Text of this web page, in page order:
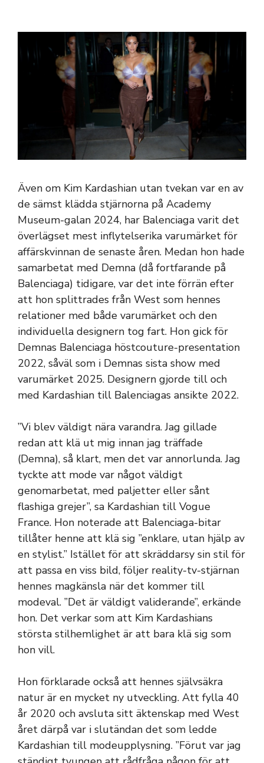
Även om Kim Kardashian utan tvekan var en av
de sämst klädda stjärnorna på Academy
Museum-galan 2024, har Balenciaga varit det
överlägset mest inflytelserika varumärket för
affärskvinnan de senaste åren. Medan hon hade
samarbetat med Demna (då fortfarande på
Balenciaga) tidigare, var det inte förrän efter
att hon splittrades från West som hennes
relationer med både varumärket och den
individuella designern tog fart. Hon gick för
Demnas Balenciaga höstcouture-presentation
2022, såväl som i Demnas sista show med
varumärket 2025. Designern gjorde till och
med Kardashian till Balenciagas ansikte 2022.
”Vi blev väldigt nära varandra. Jag gillade
redan att klä ut mig innan jag träffade
(Demna), så klart, men det var annorlunda. Jag
tyckte att mode var något väldigt
genomarbetat, med paljetter eller sånt
flashiga grejer”, sa Kardashian till Vogue
France. Hon noterade att Balenciaga-bitar
tillåter henne att klä sig ”enklare, utan hjälp av
en stylist.” Istället för att skräddarsy sin stil för
att passa en viss bild, följer reality-tv-stjärnan
hennes magkänsla när det kommer till
modeval. ”Det är väldigt validerande”, erkände
hon. Det verkar som att Kim Kardashians
största stilhemlighet är att bara klä sig som
hon vill.
Hon förklarade också att hennes självsäkra
natur är en mycket ny utveckling. Att fylla 40
år 2020 och avsluta sitt äktenskap med West
året därpå var i slutändan det som ledde
Kardashian till modeupplysning. ”Förut var jag